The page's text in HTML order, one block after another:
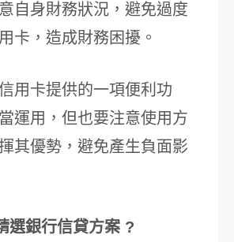
自身財務狀況，避免過度
卡，造成財務困擾。
用卡提供的一項便利功
運用，但也要注意使用方
其優勢，避免產生負面影
選銀行信貸方案 ?